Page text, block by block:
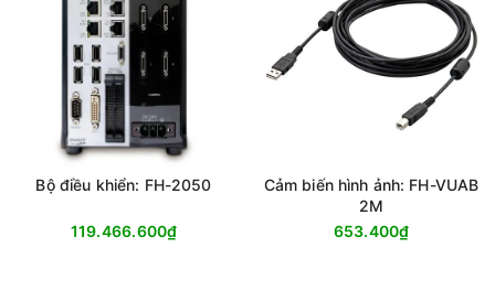
Bộ điều khiển: FH-2050
119.466.600₫
Cảm biến hình ảnh: FH-VUAB
2M
653.400₫